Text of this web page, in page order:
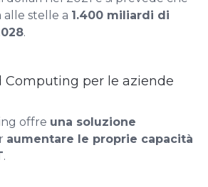
alle stelle a 1.400 miliardi di
.
Computing per le aziende
offre una soluzione
aumentare le proprie capacità
.